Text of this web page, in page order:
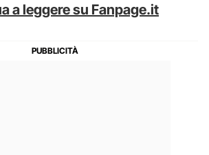
a leggere su Fanpage.it